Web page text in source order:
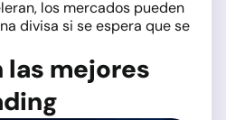
los mercados pueden
divisa si se espera que se
las mejores